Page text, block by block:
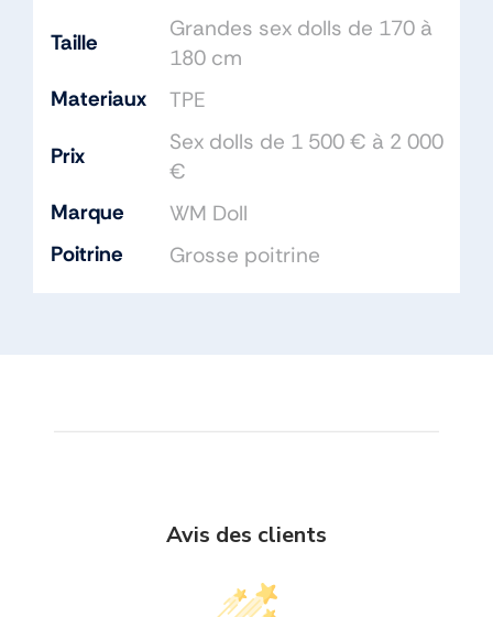
Taille
Grandes sex dolls de 170 à
180 cm
Materiaux
TPE
Prix
Sex dolls de 1 500 € à 2 000
€
Marque
WM Doll
Poitrine
Grosse poitrine
Avis des clients